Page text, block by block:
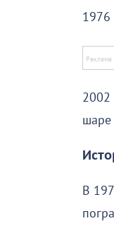
1976
2002
шаре
В